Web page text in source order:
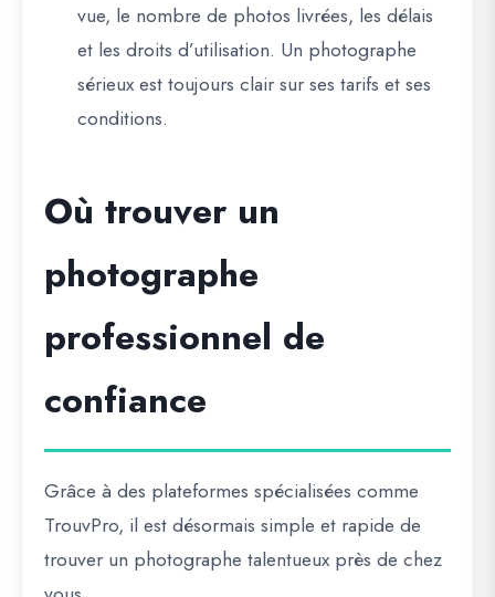
vue, le nombre de photos livrées, les délais
et les droits d’utilisation. Un photographe
sérieux est toujours clair sur ses tarifs et ses
conditions.
Où trouver un
photographe
professionnel de
confiance
Grâce à des plateformes spécialisées comme
TrouvPro, il est désormais simple et rapide de
trouver un photographe talentueux près de chez